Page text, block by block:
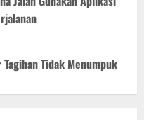
Tidak Menumpuk